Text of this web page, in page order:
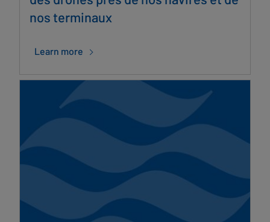
nos terminaux
Learn more